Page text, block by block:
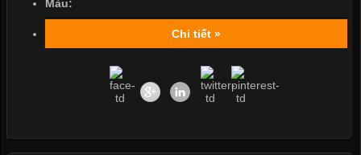
Màu:
Chi tiết »